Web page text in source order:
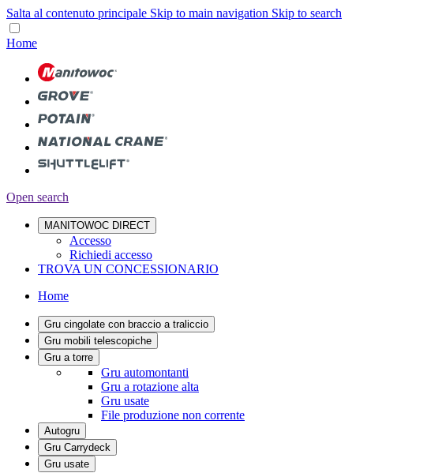
Salta al contenuto principale Skip to main navigation Skip to search
Home
Open search
MANITOWOC DIRECT
Accesso
Richiedi accesso
TROVA UN CONCESSIONARIO
Home
Gru cingolate con braccio a traliccio
Gru mobili telescopiche
Gru a torre
Gru automontanti
Gru a rotazione alta
Gru usate
File produzione non corrente
Autogru
Gru Carrydeck
Gru usate